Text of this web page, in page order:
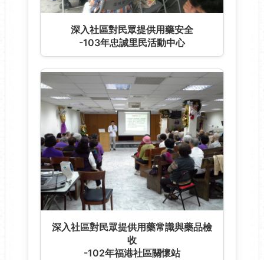
深入社區對民眾提供用藥安全
-103年忠誠里民活動中心
深入社區對民眾提供用藥常識與藥品檢
收
-102年福港社區關懷站